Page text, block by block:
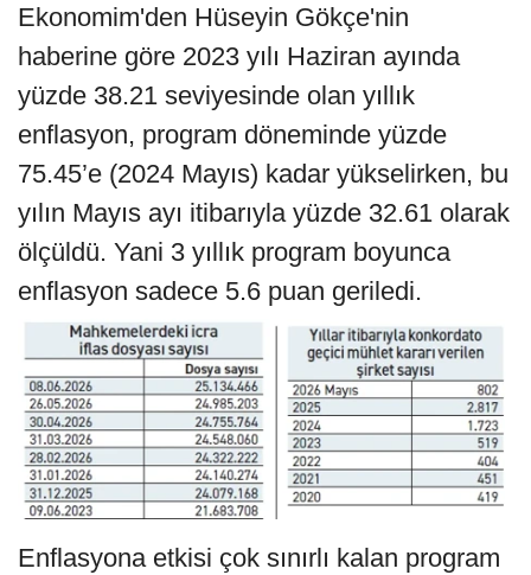
Ekonomim'den Hüseyin Gökçe'nin
haberine göre 2023 yılı Haziran ayında
yüzde 38.21 seviyesinde olan yıllık
enflasyon, program döneminde yüzde
75.45’e (2024 Mayıs) kadar yükselirken, bu
yılın Mayıs ayı itibarıyla yüzde 32.61 olarak
ölçüldü. Yani 3 yıllık program boyunca
enflasyon sadece 5.6 puan geriledi.
Enflasyona etkisi çok sınırlı kalan program